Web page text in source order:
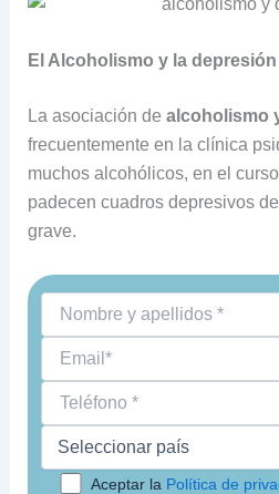
El Alcoholismo y la depresión
La asociación de alcoholismo
frecuentemente en la clínica
muchos alcohólicos, en el
padecen cuadros depresivos
grave.
Aceptar la Política de